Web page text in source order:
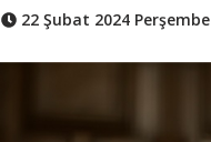
22 Şubat 2024 Perşembe